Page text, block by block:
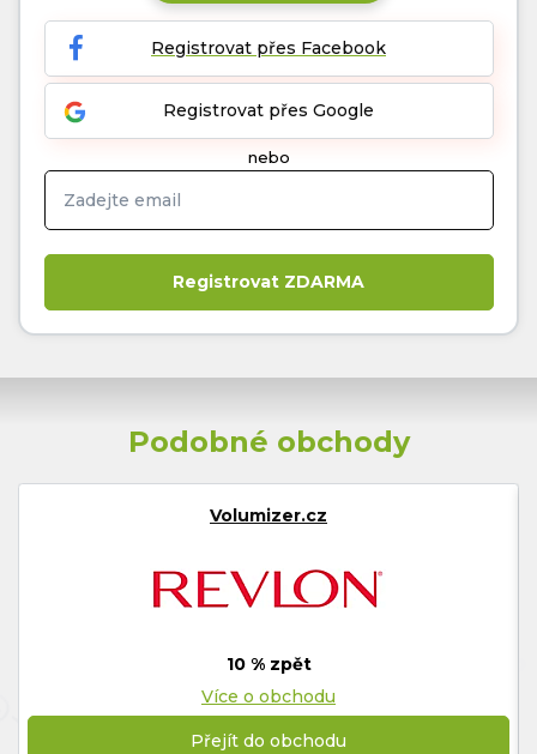
Registrovat přes Facebook
Registrovat přes Google
nebo
Podobné obchody
Volumizer.cz
10 % zpět
Více o obchodu
Přejít do obchodu